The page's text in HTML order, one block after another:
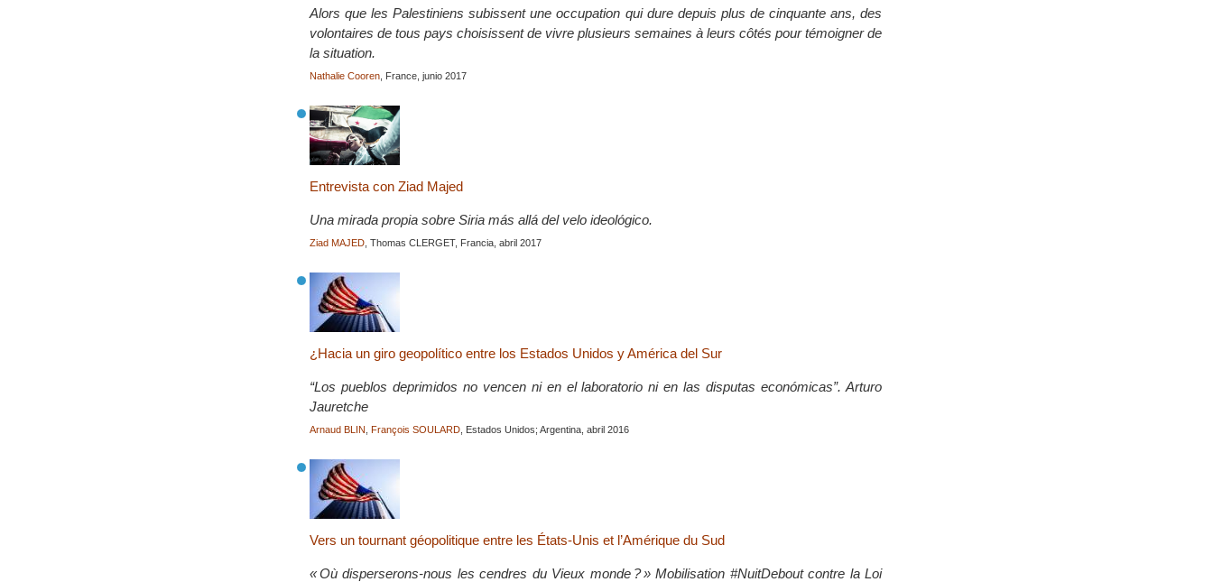
Alors que les Palestiniens subissent une occupation qui dure depuis plus de cinquante ans, des
volontaires de tous pays choisissent de vivre plusieurs semaines à leurs côtés pour témoigner de
la situation.
Nathalie Cooren , France, junio 2017
Entrevista con Ziad Majed
Una mirada propia sobre Siria más allá del velo ideológico.
Ziad MAJED , Thomas CLERGET, Francia, abril 2017
¿Hacia un giro geopolítico entre los Estados Unidos y América del Sur
“Los pueblos deprimidos no vencen ni en el laboratorio ni en las disputas económicas”. Arturo
Jauretche
Arnaud BLIN François SOULARD , Estados Unidos; Argentina, abril 2016
Vers un tournant géopolitique entre les États-Unis et l’Amérique du Sud
« Où disperserons-nous les cendres du Vieux monde ? » Mobilisation #NuitDebout contre la Loi